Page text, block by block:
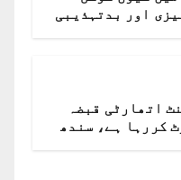
اور بدتہذیبی
اتھارٹی قبضہ
کررہا ہے، سندھ